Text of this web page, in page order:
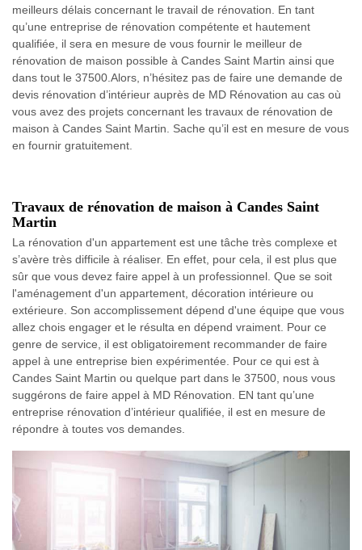
meilleurs délais concernant le travail de rénovation. En tant
qu’une entreprise de rénovation compétente et hautement
qualifiée, il sera en mesure de vous fournir le meilleur de
rénovation de maison possible à Candes Saint Martin ainsi que
dans tout le 37500.Alors, n’hésitez pas de faire une demande de
devis rénovation d’intérieur auprès de MD Rénovation au cas où
vous avez des projets concernant les travaux de rénovation de
maison à Candes Saint Martin. Sache qu’il est en mesure de vous
en fournir gratuitement.
Travaux de rénovation de maison à Candes Saint
Martin
La rénovation d'un appartement est une tâche très complexe et
s’avère très difficile à réaliser. En effet, pour cela, il est plus que
sûr que vous devez faire appel à un professionnel. Que se soit
l'aménagement d'un appartement, décoration intérieure ou
extérieure. Son accomplissement dépend d'une équipe que vous
allez chois engager et le résulta en dépend vraiment. Pour ce
genre de service, il est obligatoirement recommander de faire
appel à une entreprise bien expérimentée. Pour ce qui est à
Candes Saint Martin ou quelque part dans le 37500, nous vous
suggérons de faire appel à MD Rénovation. EN tant qu’une
entreprise rénovation d’intérieur qualifiée, il est en mesure de
répondre à toutes vos demandes.